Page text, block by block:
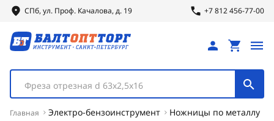
СПб, ул. Проф. Качалова, д. 19 +7 812 456-77-00
Фреза отрезная d 63х2,5х16
Главная Электро-бензоинструмент Ножницы по металлу